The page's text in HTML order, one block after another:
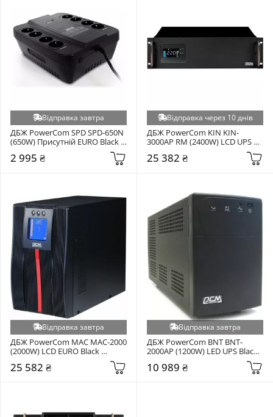
Відправка завтра
ДБЖ PowerCom SPD SPD-650N
(650W) Присутній EURO Black
2 995 ₴
Відправка через 10 днів
ДБЖ PowerCom KIN KIN-
3000AP RM (2400W) LCD UPS
25 382 ₴
Відправка завтра
ДБЖ PowerCom MAC MAC-2000
(2000W) LCD EURO Black
25 582 ₴
Відправка завтра
ДБЖ PowerCom BNT BNT-
2000AP (1200W) LED UPS Black
10 989 ₴